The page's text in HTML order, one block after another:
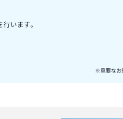
います。
※重要なお